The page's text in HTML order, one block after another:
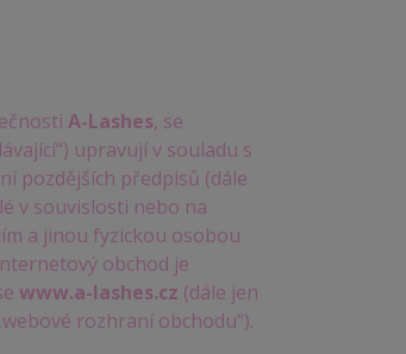
A-Lashes, se
upravují v souladu s
pozdějších předpisů (dále
v souvislosti nebo na
a jinou fyzickou osobou
obchod je
www.a-lashes.cz (dále jen
rozhraní obchodu“).